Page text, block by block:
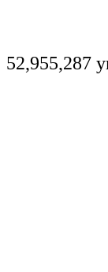
52,955,287